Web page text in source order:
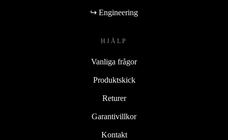
↪ Engineering
HJÄLP
Vanliga frågor
Produktskick
Returer
Garantivillkor
Kontakt